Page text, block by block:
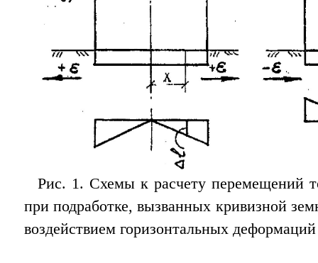
Рис. 1. Схемы к расчету перемещений
при подработке, вызванных кривизной
воздействием горизонтальных